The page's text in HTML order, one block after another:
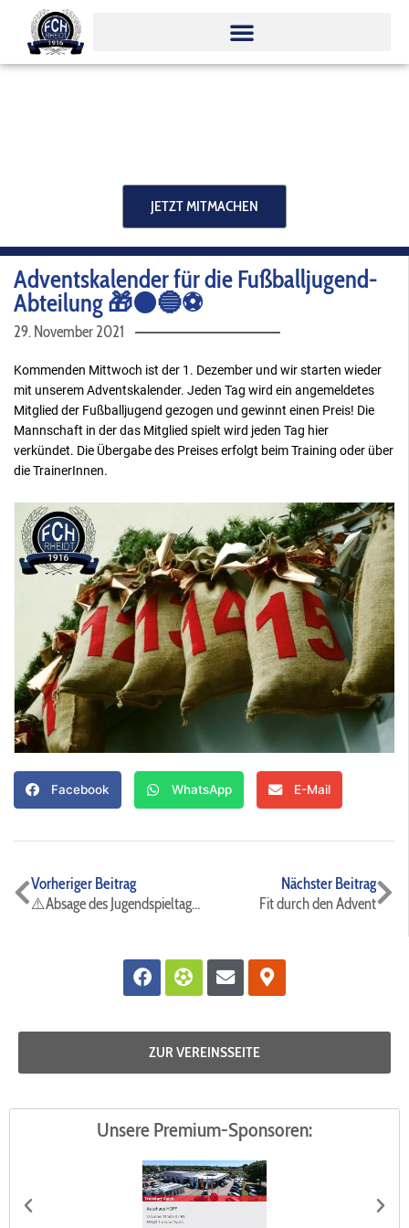
Inhalt
springen
JETZT MITMACHEN
Adventskalender für die Fußballjugend-
Abteilung 🎁⚫️🔵⚽️
29. November 2021
Kommenden Mittwoch ist der 1. Dezember und wir starten wieder
mit unserem Adventskalender. Jeden Tag wird ein angemeldetes
Mitglied der Fußballjugend gezogen und gewinnt einen Preis! Die
Mannschaft in der das Mitglied spielt wird jeden Tag hier
verkündet. Die Übergabe des Preises erfolgt beim Training oder über
die TrainerInnen.
Facebook WhatsApp E-Mail
Zurück
Vorheriger Beitrag
⚠️Absage des Jugendspieltags⛔️⚽️
Nächster Beitrag
Fit durch den Advent
Facebook
FutbolEnvelope
Map-
marker-
alt
ZUR VEREINSSEITE
Unsere Premium-Sponsoren: